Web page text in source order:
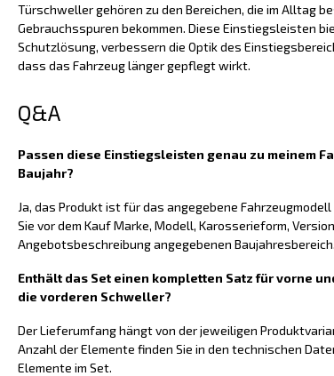
Türschweller gehören zu den Bereichen, die im Alltag
Gebrauchsspuren bekommen. Diese Einstiegsleisten
Schutzlösung, verbessern die Optik des
dass das Fahrzeug länger gepflegt wirkt.
Q&A
Passen diese Einstiegsleisten genau zu meinem
Baujahr?
Ja, das Produkt ist für das angegebene
Sie vor dem Kauf Marke, Modell, Karosserieform,
Angebotsbeschreibung angegebenen Baujahresbereich.
Enthält das Set einen kompletten Satz für vorne
die vorderen Schweller?
Der Lieferumfang hängt von der jeweiligen
Anzahl der Elemente finden Sie in den technischen
Elemente im Set.